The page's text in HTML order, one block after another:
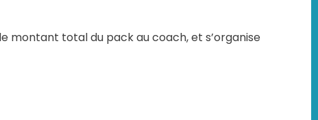
montant total du pack au coach, et s’organise